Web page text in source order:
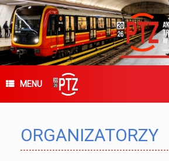
Skip
to
content
MENU
ORGANIZATORZY